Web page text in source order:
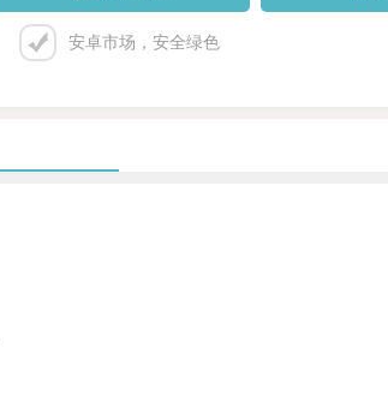
安卓市场，安全绿色